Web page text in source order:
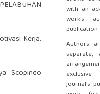
Kerja.
Scopindo
with an
work's
Authors
separate,
journal's